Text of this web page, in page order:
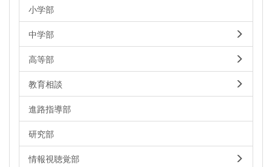
小学部
中学部
高等部
教育相談
進路指導部
研究部
情報視聴覚部